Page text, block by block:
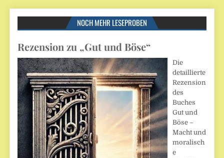
NOCH MEHR LESEPROBEN
Rezension zu „Gut und Böse“
Die
detaillierte
Rezension
des
Buches
Gut und
Böse –
Macht und
moralisch
e